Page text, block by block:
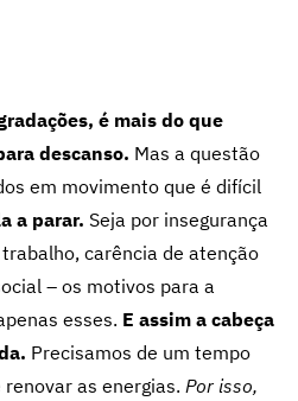
é mais do que
descanso. Mas a questão
em movimento que é difícil
a parar. Seja por insegurança
carência de atenção
– os motivos para a
esses. E assim a cabeça
Precisamos de um tempo
as energias. Por isso,